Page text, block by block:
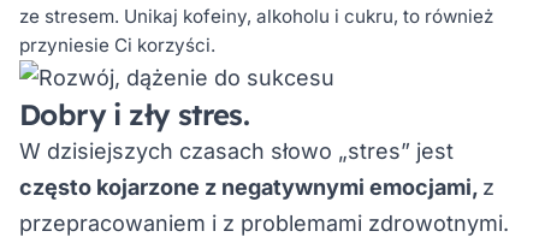
ze stresem. Unikaj kofeiny, alkoholu i cukru, to również
przyniesie Ci korzyści.
Dobry i zły stres.
W dzisiejszych czasach słowo „stres” jest
często kojarzone z negatywnymi emocjami, z
przepracowaniem i z problemami zdrowotnymi.